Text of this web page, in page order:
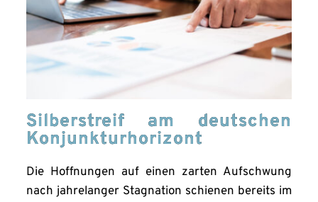
Silberstreif am deutschen
Konjunkturhorizont
Die Hoffnungen auf einen zarten Aufschwung
nach jahrelanger Stagnation schienen bereits im